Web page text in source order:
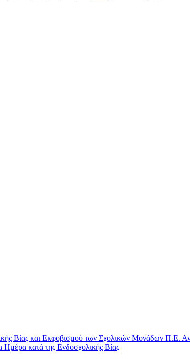
Βίας και Εκφοβισμού των Σχολικών Μονάδων Π.Ε.
κατά της Ενδοσχολικής Βίας